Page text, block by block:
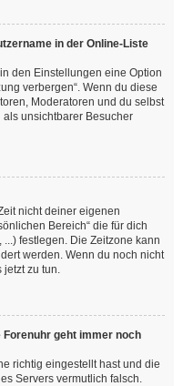
in der Online-Liste
den Einstellungen eine Option
verbergen“. Wenn du diese
Moderatoren und du selbst
unsichtbarer Besucher
nicht deiner eigenen
Bereich“ die für dich
festlegen. Die Zeitzone kann
werden. Wenn du noch nicht
jetzt zu tun.
Forenuhr geht immer noch
richtig eingestellt hast und die
Servers vermutlich falsch.